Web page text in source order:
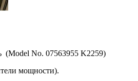
(Model No. 07563955 K2259)
мощности).